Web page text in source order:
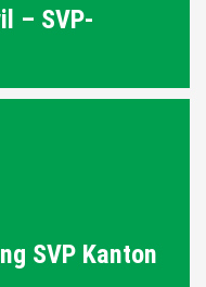
– SVP-
SVP Kanton